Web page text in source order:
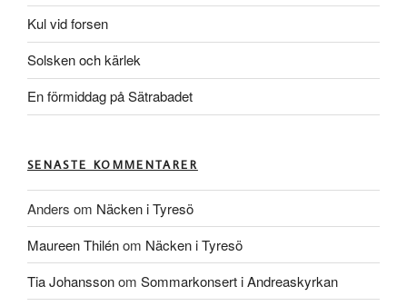
Kul vid forsen
Solsken och kärlek
En förmiddag på Sätrabadet
SENASTE KOMMENTARER
Anders om Näcken i Tyresö
Maureen Thilénom Näcken i Tyresö
Tia Johanssonom Sommarkonsert i Andreaskyrkan